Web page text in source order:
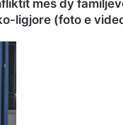
mes dy
ligjore (foto e